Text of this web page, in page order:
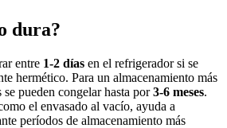
dura?
entre 1-2 días en el refrigerador si se
hermético. Para un almacenamiento más
pueden congelar hasta por3-6 meses.
el envasado al vacío, ayuda a
períodos de almacenamiento más